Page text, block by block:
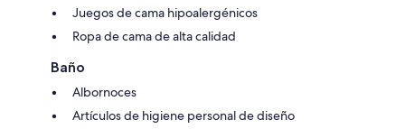
Juegos de cama hipoalergénicos
Ropa de cama de alta calidad
Baño
Albornoces
Artículos de higiene personal de diseño